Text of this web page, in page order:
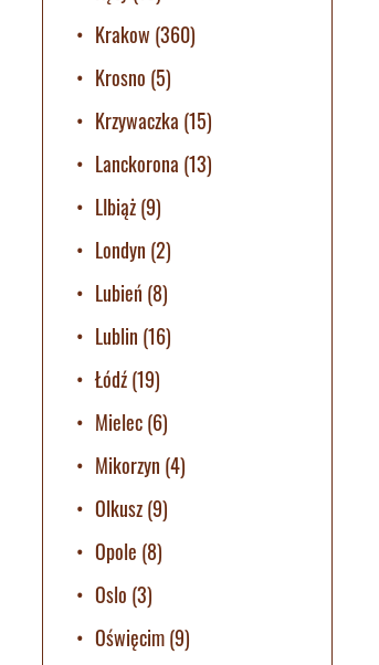
Krakow (360)
Krosno (5)
Krzywaczka (15)
Lanckorona (13)
LIbiąż(9)
Londyn (2)
Lubień (8)
Lublin (16)
Łódź(19)
Mielec(6)
Mikorzyn (4)
Olkusz(9)
Opole (8)
Oslo (3)
Oświęcim(9)